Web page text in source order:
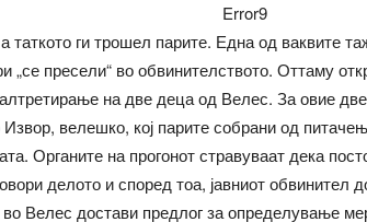
Error9
таткото ги трошел парите. Една од ваквите
„се пресели“ во обвинителството. Оттаму
на две деца од Велес. За овие
Извор, велешко, кој парите собрани од
Органите на прогонот стравуваат дека
делото и според тоа, јавниот обвинител
Велес достави предлог за определување